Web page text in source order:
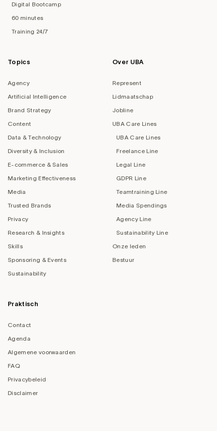
Digital Bootcamp
60 minutes
Training 24/7
Topics
Agency
Artificial Intelligence
Brand Strategy
Content
Data & Technology
Diversity & Inclusion
E-commerce & Sales
Marketing Effectiveness
Media
Trusted Brands
Privacy
Research & Insights
Skills
Sponsoring & Events
Sustainability
Over UBA
Represent
Lidmaatschap
Jobline
UBA Care Lines
UBA Care Lines
Freelance Line
Legal Line
GDPR Line
Teamtraining Line
Media Spendings
Agency Line
Sustainability Line
Onze leden
Bestuur
Praktisch
Contact
Agenda
Algemene voorwaarden
FAQ
Privacybeleid
Disclaimer